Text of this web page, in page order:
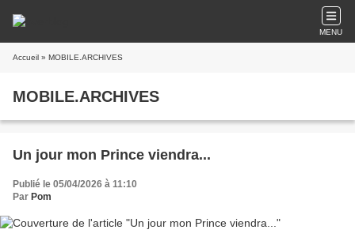
MENU
Accueil » MOBILE.ARCHIVES
MOBILE.ARCHIVES
Un jour mon Prince viendra...
Publié le 05/04/2026 à 11:10
Par Pom